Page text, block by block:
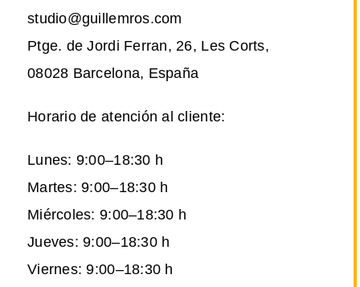
studio@guillemros.com
Ptge. de Jordi Ferran, 26, Les Corts,
08028 Barcelona, España
Horario de atención al cliente:
Lunes: 9:00–18:30 h
Martes: 9:00–18:30 h
Miércoles: 9:00–18:30 h
Jueves: 9:00–18:30 h
Viernes: 9:00–18:30 h